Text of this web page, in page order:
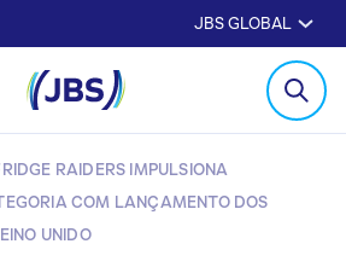
JBS GLOBAL
RAIDERS IMPULSIONA
COM LANÇAMENTO DOS
UNIDO